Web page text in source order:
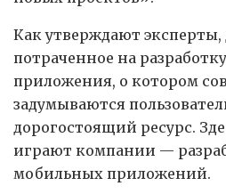
Как утверждают эксперты,
потраченное на
приложения, о котором
задумываются
дорогостоящий ресурс.
играют компании —
мобильных приложений.